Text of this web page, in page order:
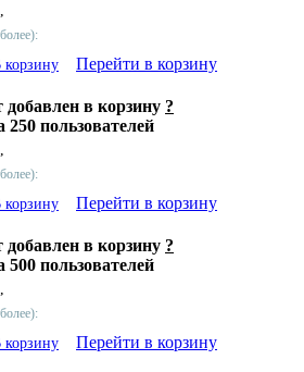
корзину Перейти в корзину
добавлен в корзину ?
пользователей
корзину Перейти в корзину
добавлен в корзину ?
пользователей
корзину Перейти в корзину